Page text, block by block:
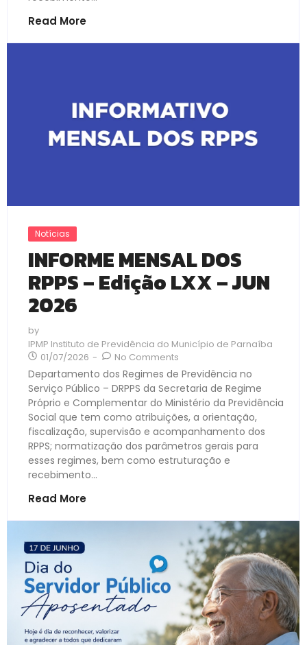
Read More
Notícias
INFORME MENSAL DOS
RPPS – Edição LXX – JUN
2026
by
IPMP Instituto de Previdência do Município de Parnaíba
01/07/2026 - No Comments
Departamento dos Regimes de Previdência no
Serviço Público – DRPPS da Secretaria de Regime
Próprio e Complementar do Ministério da Previdência
Social que tem como atribuições, a orientação,
fiscalização, supervisão e acompanhamento dos
RPPS; normatização dos parâmetros gerais para
esses regimes, bem como estruturação e
recebimento...
Read More